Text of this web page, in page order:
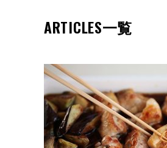
ARTICLES一覧